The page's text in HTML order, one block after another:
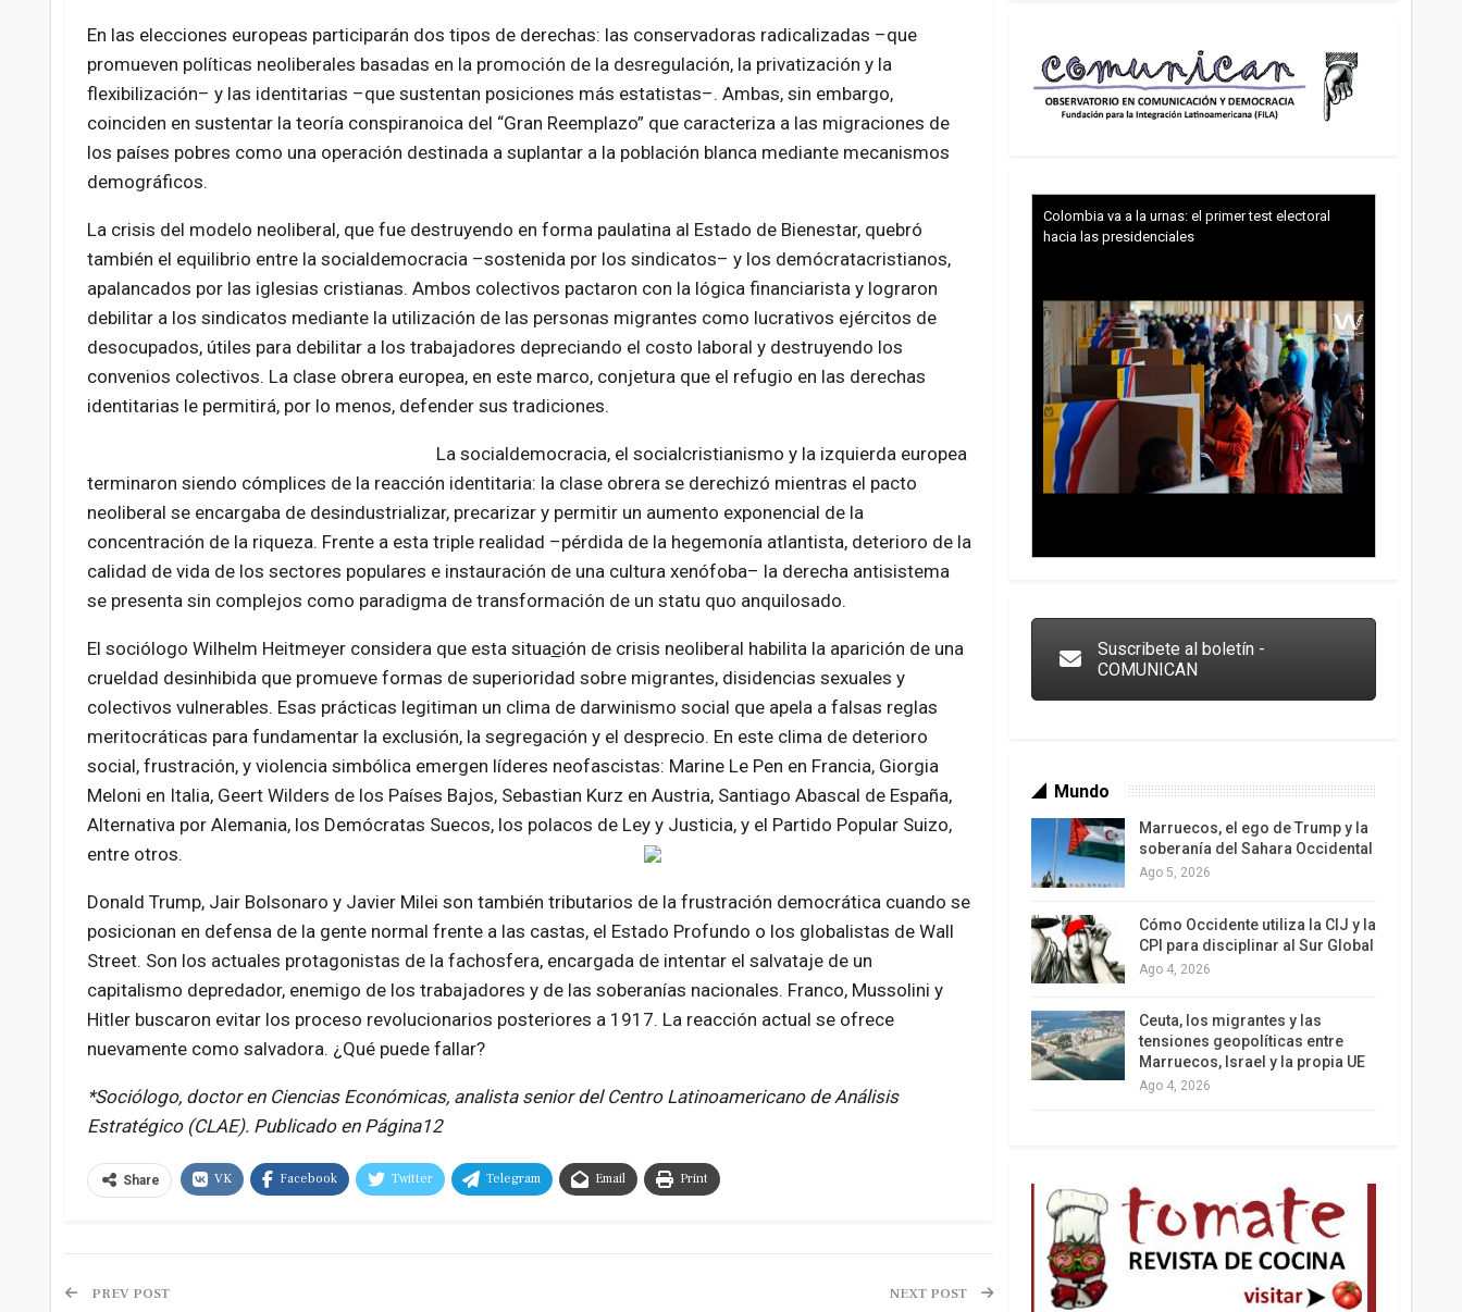
En las elecciones europeas participarán dos tipos de derechas: las conservadoras radicalizadas –que
promueven políticas neoliberales basadas en la promoción de la desregulación, la privatización y la
flexibilización– y las identitarias –que sustentan posiciones más estatistas–. Ambas, sin embargo,
coinciden en sustentar la teoría conspiranoica del “Gran Reemplazo” que caracteriza a las migraciones de
los países pobres como una operación destinada a suplantar a la población blanca mediante mecanismos
demográficos.
La crisis del modelo neoliberal, que fue destruyendo en forma paulatina al Estado de Bienestar, quebró
también el equilibrio entre la socialdemocracia –sostenida por los sindicatos– y los demócratacristianos,
apalancados por las iglesias cristianas. Ambos colectivos pactaron con la lógica financiarista y lograron
debilitar a los sindicatos mediante la utilización de las personas migrantes como lucrativos ejércitos de
desocupados, útiles para debilitar a los trabajadores depreciando el costo laboral y destruyendo los
convenios colectivos. La clase obrera europea, en este marco, conjetura que el refugio en las derechas
identitarias le permitirá, por lo menos, defender sus tradiciones.
La socialdemocracia, el socialcristianismo y la izquierda europea
terminaron siendo cómplices de la reacción identitaria: la clase obrera se derechizó mientras el pacto
neoliberal se encargaba de desindustrializar, precarizar y permitir un aumento exponencial de la
concentración de la riqueza. Frente a esta triple realidad –pérdida de la hegemonía atlantista, deterioro de la
calidad de vida de los sectores populares e instauración de una cultura xenófoba– la derecha antisistema
se presenta sin complejos como paradigma de transformación de un statu quo anquilosado.
El sociólogo Wilhelm Heitmeyer considera que esta situación de crisis neoliberal habilita la aparición de una
crueldad desinhibida que promueve formas de superioridad sobre migrantes, disidencias sexuales y
colectivos vulnerables. Esas prácticas legitiman un clima de darwinismo social que apela a falsas reglas
meritocráticas para fundamentar la exclusión, la segregación y el desprecio. En este clima de deterioro
social, frustración, y violencia simbólica emergen líderes neofascistas: Marine Le Pen en Francia, Giorgia
Meloni en Italia, Geert Wilders de los Países Bajos, Sebastian Kurz en Austria, Santiago Abascal de España,
Alternativa por Alemania, los Demócratas Suecos, los polacos de Ley y Justicia, y el Partido Popular Suizo,
entre otros.
Donald Trump, Jair Bolsonaro y Javier Milei son también tributarios de la frustración democrática cuando se
posicionan en defensa de la gente normal frente a las castas, el Estado Profundo o los globalistas de Wall
Street. Son los actuales protagonistas de la fachosfera, encargada de intentar el salvataje de un
capitalismo depredador, enemigo de los trabajadores y de las soberanías nacionales. Franco, Mussolini y
Hitler buscaron evitar los proceso revolucionarios posteriores a 1917. La reacción actual se ofrece
nuevamente como salvadora. ¿Qué puede fallar?
*Sociólogo, doctor en Ciencias Económicas, analista senior del Centro Latinoamericano de Análisis
Estratégico (CLAE). Publicado en Página12
Share VK Facebook Twitter Telegram Email Print
PREV POST NEXT POST
Colombia va a la urnas: el primer test electoral
hacia las presidenciales
Los latinos le van dando la espalda a Trump
Suscribete al boletín -
COMUNICAN
Mundo
Marruecos, el ego de Trump y la
soberanía del Sahara Occidental
Ago 5, 2026
Cómo Occidente utiliza la CIJ y la
CPI para disciplinar al Sur Global
Ago 4, 2026
Ceuta, los migrantes y las
tensiones geopolíticas entre
Marruecos, Israel y la propia UE
Ago 4, 2026